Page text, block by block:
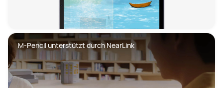
M-Pencil unterstützt durch NearLink